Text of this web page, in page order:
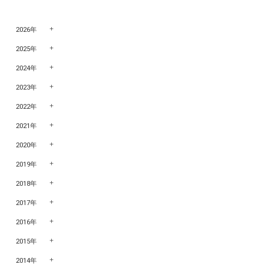
2026年
2025年
2024年
2023年
2022年
2021年
2020年
2019年
2018年
2017年
2016年
2015年
2014年